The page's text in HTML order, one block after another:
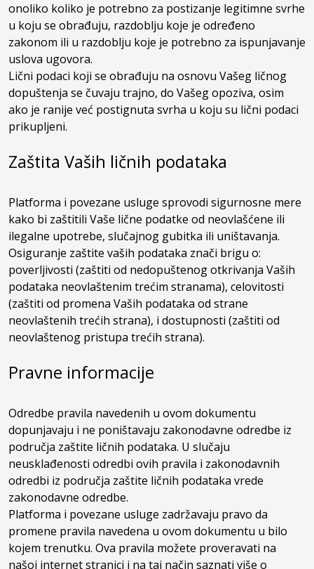
onoliko koliko je potrebno za postizanje legitimne svrhe
u koju se obrađuju, razdoblju koje je određeno
zakonom ili u razdoblju koje je potrebno za ispunjavanje
uslova ugovora.
Lični podaci koji se obrađuju na osnovu Vašeg ličnog
dopuštenja se čuvaju trajno, do Vašeg opoziva, osim
ako je ranije već postignuta svrha u koju su lični podaci
prikupljeni.
Zaštita Vaših ličnih podataka
Platforma i povezane usluge sprovodi sigurnosne mere
kako bi zaštitili Vaše lične podatke od neovlašćene ili
ilegalne upotrebe, slučajnog gubitka ili uništavanja.
Osiguranje zaštite vaših podataka znači brigu o:
poverljivosti (zaštiti od nedopuštenog otkrivanja Vaših
podataka neovlaštenim trećim stranama), celovitosti
(zaštiti od promena Vaših podataka od strane
neovlaštenih trećih strana), i dostupnosti (zaštiti od
neovlaštenog pristupa trećih strana).
Pravne informacije
Odredbe pravila navedenih u ovom dokumentu
dopunjavaju i ne poništavaju zakonodavne odredbe iz
područja zaštite ličnih podataka. U slučaju
neusklađenosti odredbi ovih pravila i zakonodavnih
odredbi iz područja zaštite ličnih podataka vrede
zakonodavne odredbe.
Platforma i povezane usluge zadržavaju pravo da
promene pravila navedena u ovom dokumentu u bilo
kojem trenutku. Ova pravila možete proveravati na
našoj internet stranici i na taj način saznati više o